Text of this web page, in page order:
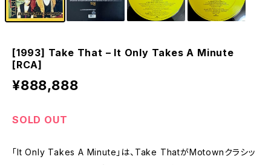
[1993] Take That – It Only Takes A Minute
[RCA]
¥888,888
SOLD OUT
「It Only Takes A Minute」は、Take ThatがMotownクラシッ